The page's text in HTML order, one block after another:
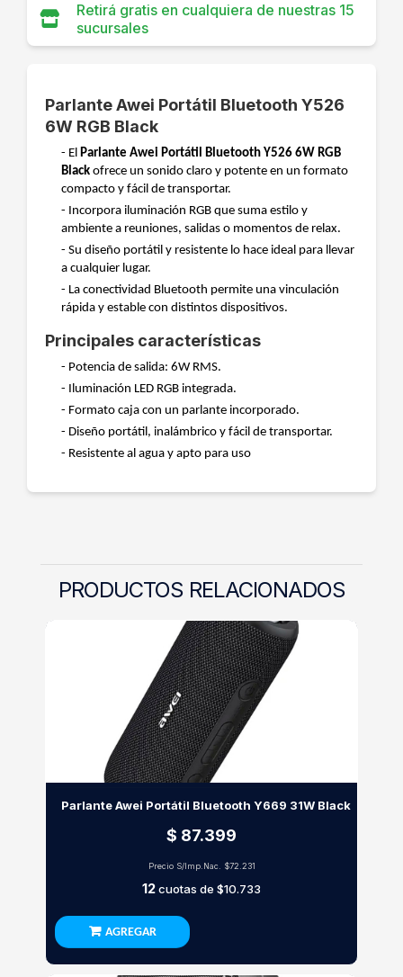
Retirá gratis en cualquiera de nuestras 15
sucursales
Parlante Awei Portátil Bluetooth Y526
6W RGB Black
- El Parlante Awei Portátil Bluetooth Y526 6W RGB
Black ofrece un sonido claro y potente en un formato
compacto y fácil de transportar.
- Incorpora iluminación RGB que suma estilo y
ambiente a reuniones, salidas o momentos de relax.
- Su diseño portátil y resistente lo hace ideal para llevar
a cualquier lugar.
- La conectividad Bluetooth permite una vinculación
rápida y estable con distintos dispositivos.
Principales características
- Potencia de salida: 6W RMS.
- Iluminación LED RGB integrada.
- Formato caja con un parlante incorporado.
- Diseño portátil, inalámbrico y fácil de transportar.
- Resistente al agua y apto para uso
PRODUCTOS RELACIONADOS
Parlante Awei Portátil Bluetooth Y669 31W Black
$ 87.399
Precio S/Imp.Nac. $72.231
12cuotas de $10.733
AGREGAR